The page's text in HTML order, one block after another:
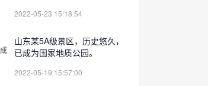
2022-05-23 15:18:54
山东某5A级景区，历史悠久，
已成为国家地质公园。
2022-05-19 15:57:00